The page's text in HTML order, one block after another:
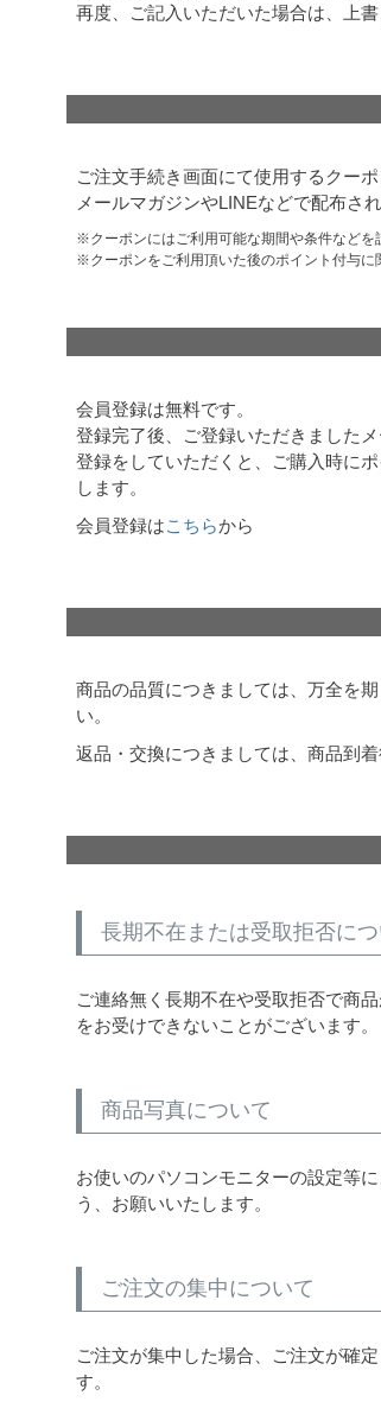
再度、ご記入いただいた場合は、上
ご注文手続き画面にて使用するクー
メールマガジンやLINEなどで配布さ
クーポンにはご利用可能な期間や条件などを
クーポンをご利用頂いた後のポイント付与
会員登録は無料です。
登録完了後、ご登録いただきました
登録をしていただくと、ご購入時に
します。
会員登録はこちらから
商品の品質につきましては、万全を
い。
返品・交換につきましては、商品到
長期不在または受取拒否に
ご連絡無く長期不在や受取拒否で商
をお受けできないことがございます。
商品写真について
お使いのパソコンモニターの設定等
う、お願いいたします。
ご注文の集中について
ご注文が集中した場合、ご注文が確
す。